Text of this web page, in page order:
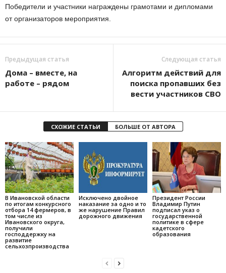
Победители и участники награждены грамотами и дипломами
от организаторов мероприятия.
Предыдущая статья
Дома – вместе, на
работе – рядом
Следующая статья
Алгоритм действий для
поиска пропавших без
вести участников СВО
СХОЖИЕ СТАТЬИ БОЛЬШЕ ОТ АВТОРА
В Ивановской области
по итогам конкурсного
отбора 14 фермеров, в
том числе из
Ивановского округа,
получили
господдержку на
развитие
сельхозпроизводства
Исключено двойное
наказание за одно и то
же нарушение Правил
дорожного движения
Президент России
Владимир Путин
подписал указ о
государственной
политике в сфере
кадетского
образования